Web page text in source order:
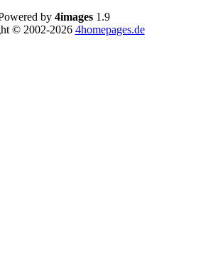
by 4images 1.9
© 2002-2026 4homepages.de